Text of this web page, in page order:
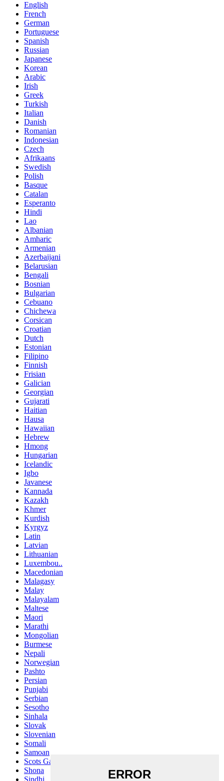
English
French
German
Portuguese
Spanish
Russian
Japanese
Korean
Arabic
Irish
Greek
Turkish
Italian
Danish
Romanian
Indonesian
Czech
Afrikaans
Swedish
Polish
Basque
Catalan
Esperanto
Hindi
Lao
Albanian
Amharic
Armenian
Azerbaijani
Belarusian
Bengali
Bosnian
Bulgarian
Cebuano
Chichewa
Corsican
Croatian
Dutch
Estonian
Filipino
Finnish
Frisian
Galician
Georgian
Gujarati
Haitian
Hausa
Hawaiian
Hebrew
Hmong
Hungarian
Icelandic
Igbo
Javanese
Kannada
Kazakh
Khmer
Kurdish
Kyrgyz
Latin
Latvian
Lithuanian
Luxembou..
Macedonian
Malagasy
Malay
Malayalam
Maltese
Maori
Marathi
Mongolian
Burmese
Nepali
Norwegian
Pashto
Persian
Punjabi
Serbian
Sesotho
Sinhala
Slovak
Slovenian
Somali
Samoan
Scots Gaelic
Shona